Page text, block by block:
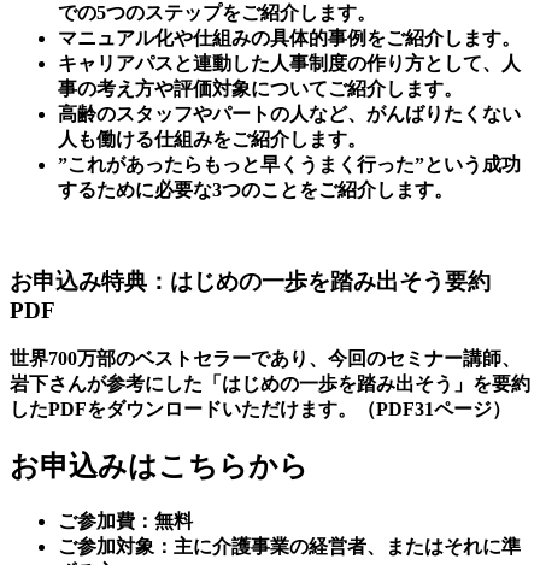
での5つのステップをご紹介します。
マニュアル化や仕組みの具体的事例をご紹介します。
キャリアパスと連動した人事制度の作り方として、人
事の考え方や評価対象についてご紹介します。
高齢のスタッフやパートの人など、がんばりたくない
人も働ける仕組みをご紹介します。
”これがあったらもっと早くうまく行った”という成功
するために必要な3つのことをご紹介します。
お申込み特典：はじめの一歩を踏み出そう要約
PDF
世界700万部のベストセラーであり、今回のセミナー講師、
岩下さんが参考にした「はじめの一歩を踏み出そう」を要約
したPDFをダウンロードいただけます。（PDF31ページ）
お申込みはこちらから
ご参加費：無料
ご参加対象：主に介護事業の経営者、またはそれに準